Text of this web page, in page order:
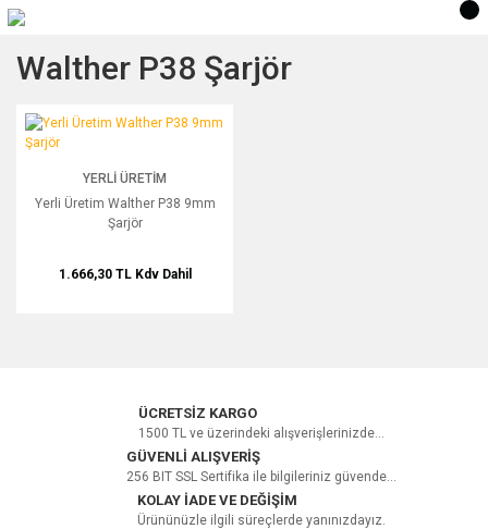
Walther P38 Şarjör
Yerli Üretim Walther P38 9mm Şarjör
YERLI ÜRETIM
Yerli Üretim Walther P38 9mm
Şarjör
1.666,30 TL Kdv Dahil
ÜCRETSİZ KARGO
1500 TL ve üzerindeki alışverişlerinizde...
GÜVENLİ ALIŞVERİŞ
256 BIT SSL Sertifika ile bilgileriniz güvende...
KOLAY İADE VE DEĞİŞİM
Ürününüzle ilgili süreçlerde yanınızdayız.